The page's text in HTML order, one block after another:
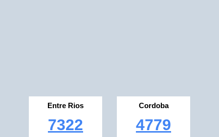
Entre Rios
7322
Cordoba
4779